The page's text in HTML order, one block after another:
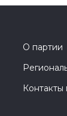
О партии